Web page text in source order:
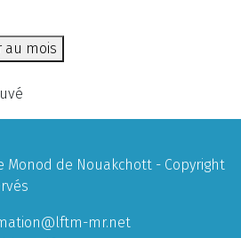
au mois
Monod de Nouakchott - Copyright
mr.net